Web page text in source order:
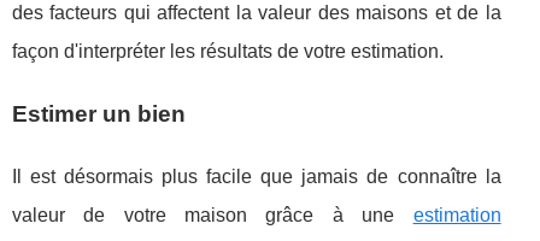
des facteurs qui affectent la valeur des maisons et de la
façon d'interpréter les résultats de votre estimation.
Estimer un bien
Il est désormais plus facile que jamais de connaître la
valeur de votre maison grâce à une estimation